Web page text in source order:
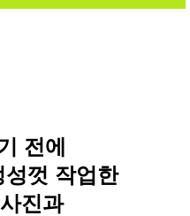
전에
껏 작업한
진과